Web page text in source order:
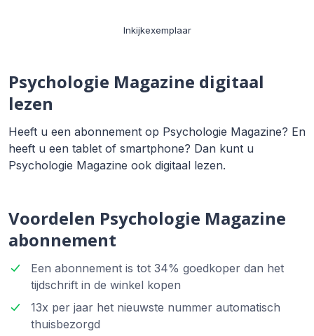
Inkijkexemplaar
Psychologie Magazine digitaal
lezen
Heeft u een abonnement op Psychologie Magazine? En
heeft u een tablet of smartphone? Dan kunt u
Psychologie Magazine ook digitaal lezen.
Voordelen Psychologie Magazine
abonnement
Een abonnement is tot 34% goedkoper dan het
tijdschrift in de winkel kopen
13x per jaar het nieuwste nummer automatisch
thuisbezorgd